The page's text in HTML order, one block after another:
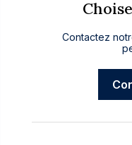
Contactez